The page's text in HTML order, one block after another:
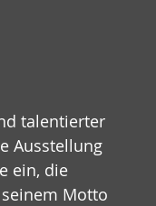
talentierter
Ausstellung
ein, die
Motto